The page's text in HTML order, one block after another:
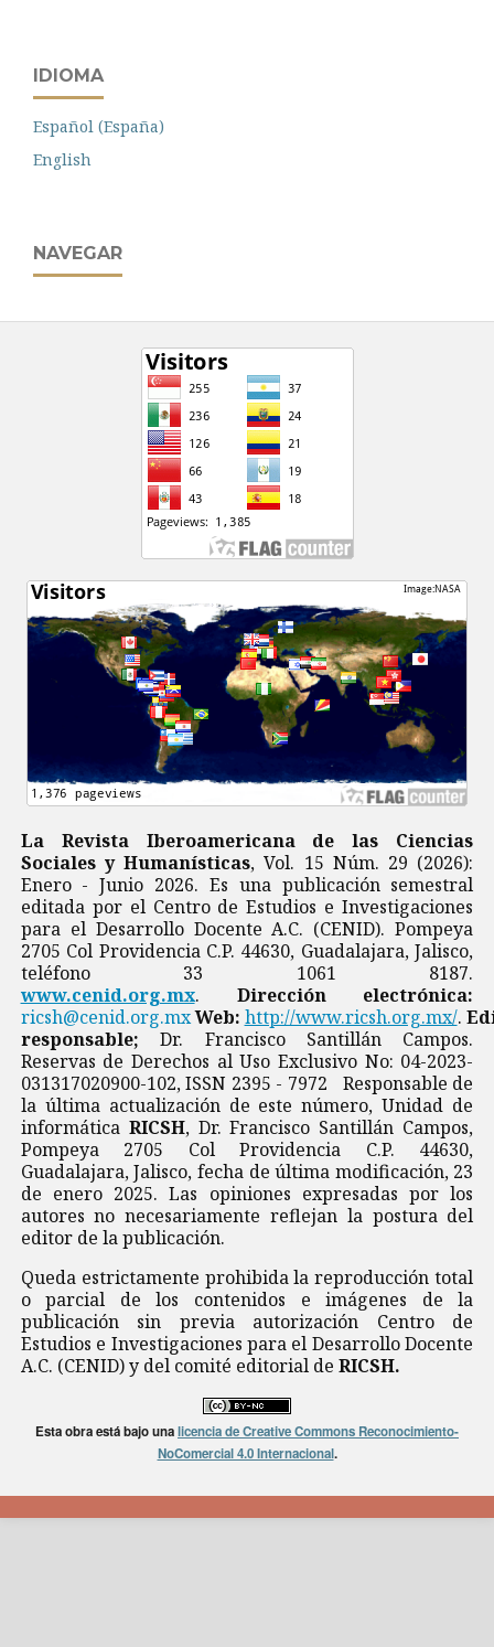
IDIOMA
Español (España)
English
NAVEGAR
La Revista Iberoamericana de las Ciencias
Sociales y Humanísticas, Vol. 15 Núm. 29 (2026):
Enero - Junio 2026. Es una publicación semestral
editada por el Centro de Estudios e Investigaciones
para el Desarrollo Docente A.C. (CENID). Pompeya
2705 Col Providencia C.P. 44630, Guadalajara, Jalisco,
teléfono 33 1061 8187.
www.cenid.org.mx. Dirección electrónica:
ricsh@cenid.org.mxWeb: http://www.ricsh.org.mx/.
responsable; Dr. Francisco Santillán Campos.
Reservas de Derechos al Uso Exclusivo No: 04-2023-
031317020900-102, ISSN 2395 - 7972 Responsable de
la última actualización de este número, Unidad de
informática RICSH, Dr. Francisco Santillán Campos,
Pompeya 2705 Col Providencia C.P. 44630,
Guadalajara, Jalisco, fecha de última modificación, 23
de enero 2025. Las opiniones expresadas por los
autores no necesariamente reflejan la postura del
editor de la publicación.
Queda estrictamente prohibida la reproducción total
o parcial de los contenidos e imágenes de la
publicación sin previa autorización Centro de
Estudios e Investigaciones para el Desarrollo Docente
A.C. (CENID) y del comité editorial de RICSH.
Esta obra está bajo unalicencia de Creative Commons Reconocimiento-
NoComercial 4.0 Internacional.